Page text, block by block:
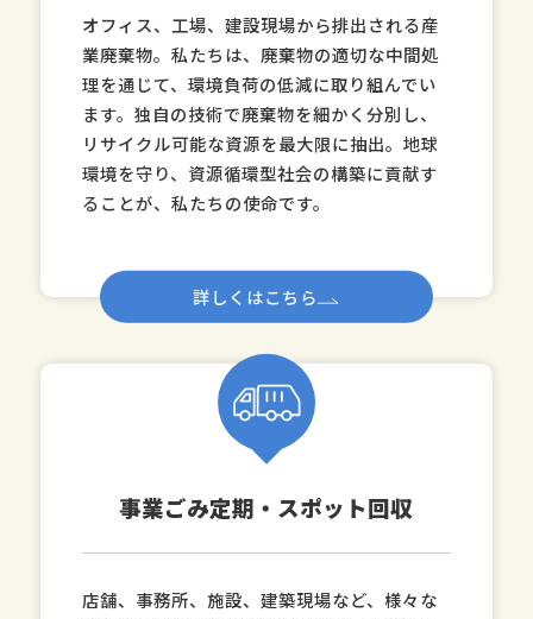
オフィス、工場、建設現場から排出される産
業廃棄物。私たちは、廃棄物の適切な中間処
理を通じて、環境負荷の低減に取り組んでい
ます。独自の技術で廃棄物を細かく分別し、
リサイクル可能な資源を最大限に抽出。地球
環境を守り、資源循環型社会の構築に貢献す
ることが、私たちの使命です。
詳しくはこちら
事業ごみ定期・スポット回収
店舗、事務所、施設、建築現場など、様々な